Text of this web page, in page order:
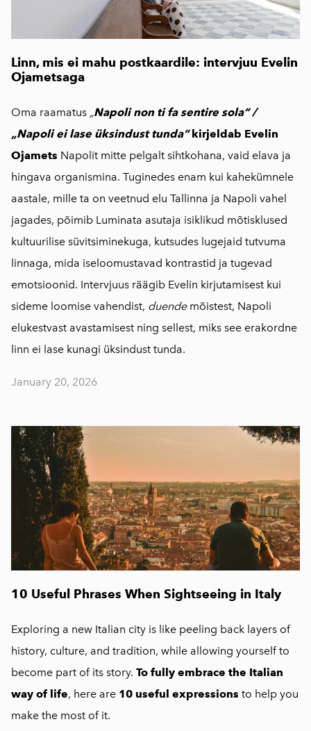
Linn, mis ei mahu postkaardile: intervjuu Evelin
Ojametsaga
Oma raamatus „Napoli non ti fa sentire sola“ /
„Napoli ei lase üksindust tunda“kirjeldab Evelin
Ojamets Napolit mitte pelgalt sihtkohana, vaid elava ja
hingava organismina. Tuginedes enam kui kahekümnele
aastale, mille ta on veetnud elu Tallinna ja Napoli vahel
jagades, põimib Luminata asutaja isiklikud mõtisklused
kultuurilise süvitsiminekuga, kutsudes lugejaid tutvuma
linnaga, mida iseloomustavad kontrastid ja tugevad
emotsioonid. Intervjuus räägib Evelin kirjutamisest kui
sideme loomise vahendist, duendemõistest, Napoli
elukestvast avastamisest ning sellest, miks see erakordne
linn ei lase kunagi üksindust tunda.
January 20, 2026
10 Useful Phrases When Sightseeing in Italy
Exploring a new Italian city is like peeling back layers of
history, culture, and tradition, while allowing yourself to
become part of its story. To fully embrace the Italian
way of life, here are 10 useful expressions to help you
make the most of it.